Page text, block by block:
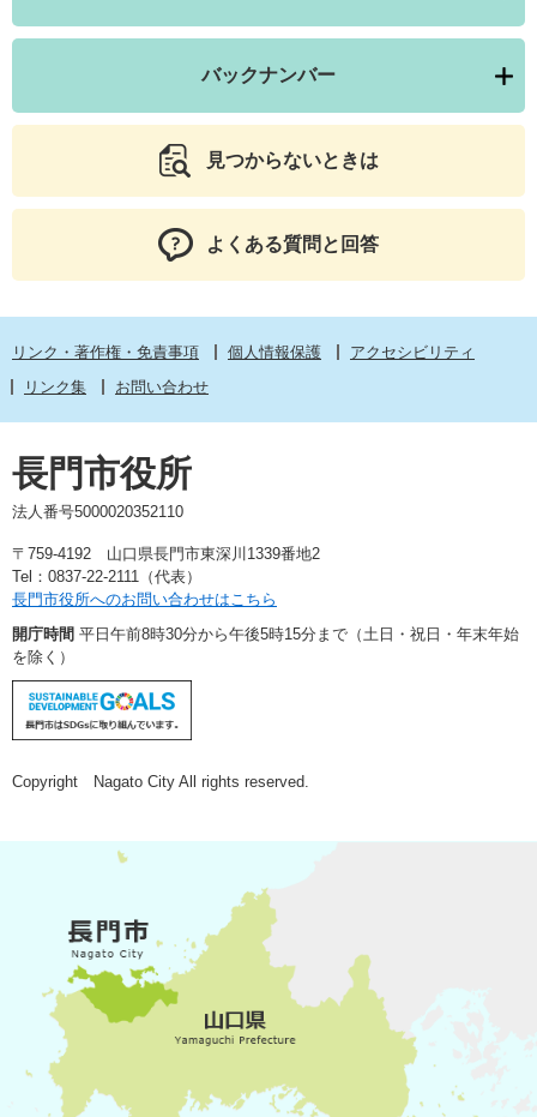
バックナンバー
見つからないときは
よくある質問と回答
リンク・著作権・免責事項 個人情報保護
アクセシビリティ
リンク集
お問い合わせ
長門市役所
法人番号5000020352110
〒759-4192 山口県長門市東深川1339番地2
Tel：0837-22-2111（代表）
長門市役所へのお問い合わせはこちら
開庁時間 平日午前8時30分から午後5時15分まで（土日・祝日・年末年始
を除く）
Copyright Nagato City All rights reserved.